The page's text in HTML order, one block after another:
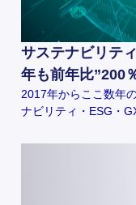
サステナビリテ
年も前年比”200
2017年からここ数年
ナビリティ・ESG・